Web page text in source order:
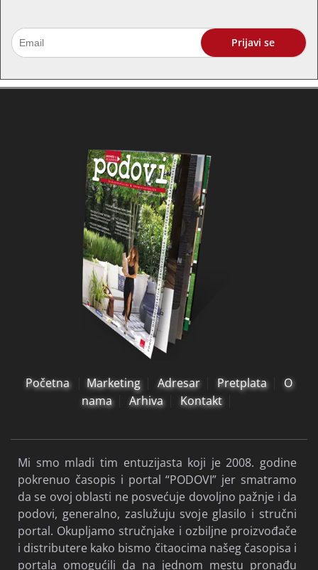
Početna Marketing Adresar Pretplata
O
nama
Arhiva Kontakt
Mi smo mladi tim entuzijasta koji je 2008. godine
pokrenuo časopis i portal “PODOVI” jer smatramo
da se ovoj oblasti ne posvećuje dovoljno pažnje i da
podovi, generalno, zaslužuju svoje glasilo i stručni
portal. Okupljamo stručnjake i ozbiljne proizvođače
i distributere kako bismo čitaocima našeg časopisa i
portala omogućili da na jednom mestu pronađu